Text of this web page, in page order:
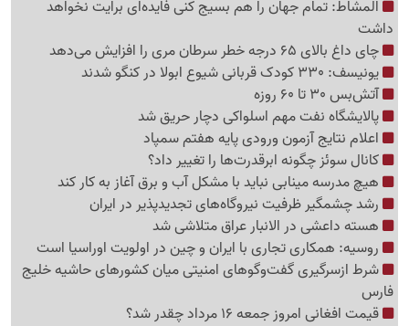
المشاط: تمام جهان را هم بسیج کنی فایده‌ای برایت نخواهد
داشت
چای داغ بالای 65 درجه خطر سرطان مری را افزایش می‌دهد
یونیسف: 330 کودک قربانی شیوع ابولا در کنگو شدند
آتش‌بس 30 تا 60 روزه
پالایشگاه نفت مهم اسلواکی دچار حریق شد
اعلام نتایج آزمون ورودی پایه هفتم سمپاد
کانال سوئز چگونه ابرقدرت‌ها را تغییر داد؟
هیچ مدرسه مینابی نباید با مشکل آب و برق آغاز به کار کند
رشد چشمگیر ظرفیت نیروگاه‌های تجدیدپذیر در ایران
هسته داعشی در الانبار عراق متلاشی شد
روسیه: همکاری تجاری با ایران و چین در اولویت اوراسیا است
شرط ازسرگیری گفت‌وگوهای امنیتی میان کشورهای حاشیه خلیج
فارس
قیمت افغانی امروز جمعه 16 مرداد چقدر شد؟